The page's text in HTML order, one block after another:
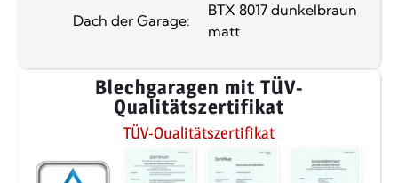
Dach der Garage:
BTX 8017 dunkelbraun
matt
Blechgaragen mit TÜV-
Qualitätszertifikat
TÜV-Qualitätszertifikat